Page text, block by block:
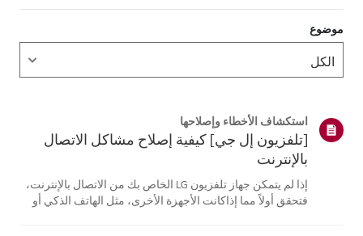
موضوع
استكشاف الأخطاء وإصلاحها
[تلفزيون إل جي] كيفية إصلاح مشاكل الاتصال
بالإنترنت
إذا لم يتمكن جهاز تلفزيون LG الخاص بك من الاتصال بالإنترنت،
فتحقق أولاً مما إذاكانت الأجهزة الأخرى، مثل الهاتف الذكي أو